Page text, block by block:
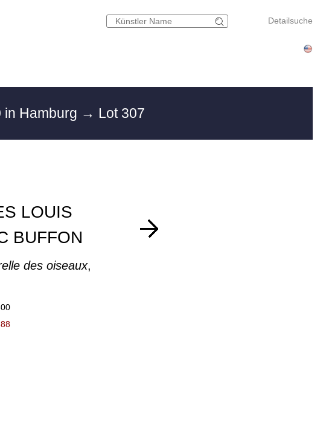
Detailsuche
Hamburg → Lot 307
LOUIS
BUFFON
des oiseaux,